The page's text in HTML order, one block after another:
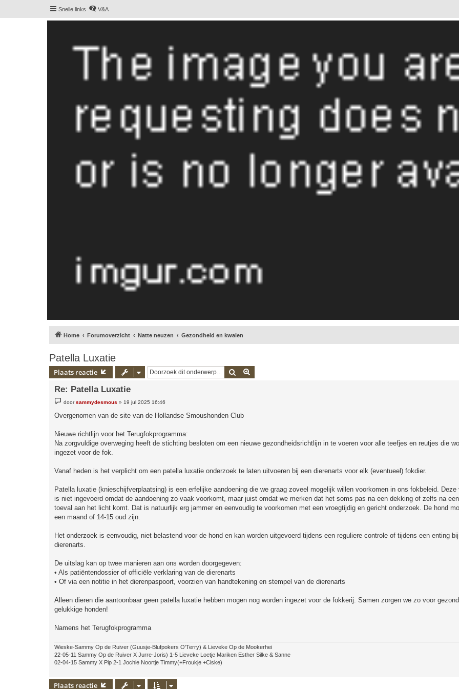
Snelle links V&A
Home Forumoverzicht Natte neuzen Gezondheid en kwalen
Patella Luxatie
Plaats reactie Zoek
Re: Patella Luxatie
e
i
t
doorsammydesmous » 19 jul 2025 16:46
Overgenomen van de site van de Hollandse Smoushonden Club
Nieuwe richtlijn voor het Terugfokprogramma:
Na zorgvuldige overweging heeft de stichting besloten om een nieuwe gezondheidsrichtlijn in te voeren voor alle teefjes en reutjes die
ingezet voor de fok.
Vanaf heden is het verplicht om een patella luxatie onderzoek te laten uitvoeren bij een dierenarts voor elk (eventueel) fokdier.
Patella luxatie (knieschijfverplaatsing) is een erfelijke aandoening die we graag zoveel mogelijk willen voorkomen in ons fokbeleid. Deze
is niet ingevoerd omdat de aandoening zo vaak voorkomt, maar juist omdat we merken dat het soms pas na een dekking of zelfs na
toeval aan het licht komt. Dat is natuurlijk erg jammer en eenvoudig te voorkomen met een vroegtijdig en gericht onderzoek. De hond
een maand of 14-15 oud zijn.
Het onderzoek is eenvoudig, niet belastend voor de hond en kan worden uitgevoerd tijdens een reguliere controle of tijdens een enting
dierenarts.
De uitslag kan op twee manieren aan ons worden doorgegeven:
• Als patiëntendossier of officiële verklaring van de dierenarts
• Of via een notitie in het dierenpaspoort, voorzien van handtekening en stempel van de dierenarts
Alleen dieren die aantoonbaar geen patella luxatie hebben mogen nog worden ingezet voor de fokkerij. Samen zorgen we zo voor
gelukkige honden!
Namens het Terugfokprogramma
Wieske-Sammy Op de Ruiver (Guusje-Blufpokers O'Terry) & Lieveke Op de Mookerhei
22-05-11 Sammy Op de Ruiver X Jurre-Joris) 1-5 Lieveke Loetje Mariken Esther Silke & Sanne
02-04-15 Sammy X Pip 2-1 Jochie Noortje Timmy(+Froukje +Ciske)
Plaats reactie